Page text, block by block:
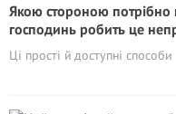
Якою стороною потрібно
господинь робить це
Ці прості й доступні способи